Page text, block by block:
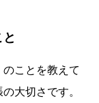
ことを教えて
大切さです。